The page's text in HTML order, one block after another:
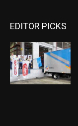
EDITOR PICKS